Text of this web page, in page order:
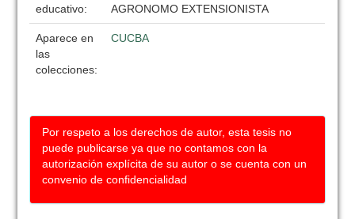
educativo:
AGRONOMO EXTENSIONISTA
Aparece en
las
colecciones:
CUCBA
Por respeto a los derechos de autor, esta tesis no
puede publicarse ya que no contamos con la
autorización explícita de su autor o se cuenta con un
convenio de confidencialidad